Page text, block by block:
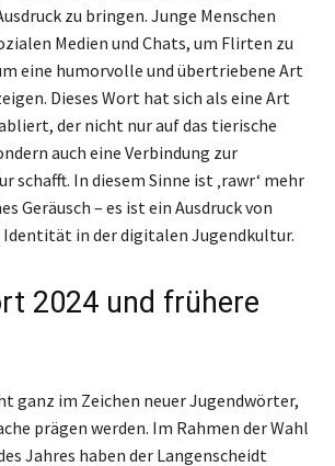
zu bringen. Junge Menschen
Medien und Chats, um Flirten zu
eine humorvolle und übertriebene Art
Dieses Wort hat sich als eine Art
der nicht nur auf das tierische
auch eine Verbindung zur
schafft. In diesem Sinne ist ‚rawr‘ mehr
Geräusch – es ist ein Ausdruck von
Identität in der digitalen Jugendkultur.
2024 und frühere
ganz im Zeichen neuer Jugendwörter,
prägen werden. Im Rahmen der Wahl
Jahres haben der Langenscheidt